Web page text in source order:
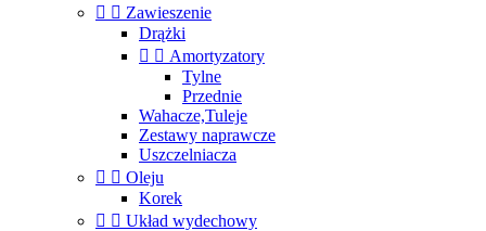
  Zawieszenie
Drążki
  Amortyzatory
Tylne
Przednie
Wahacze,Tuleje
Zestawy naprawcze
Uszczelniacza
  Oleju
Korek
  Układ wydechowy